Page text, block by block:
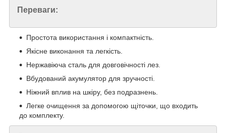
Переваги:
Простота використання і компактність.
Якісне виконання та легкість.
Нержавіюча сталь для довговічності лез.
Вбудований акумулятор для зручності.
Ніжний вплив на шкіру, без подразнень.
Легке очищення за допомогою щіточки, що входить
до комплекту.